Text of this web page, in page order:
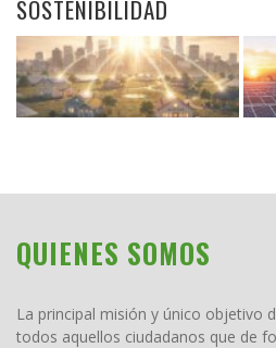
SOSTENIBILIDAD
QUIENES SOMOS
La principal misión y único objetivo
todos aquellos ciudadanos que de